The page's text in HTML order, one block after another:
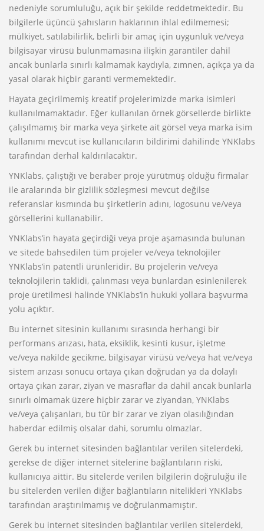
nedeniyle sorumluluğu, açık bir şekilde reddetmektedir. Bu
bilgilerle üçüncü şahısların haklarının ihlal edilmemesi;
mülkiyet, satılabilirlik, belirli bir amaç için uygunluk ve/veya
bilgisayar virüsü bulunmamasına ilişkin garantiler dahil
ancak bunlarla sınırlı kalmamak kaydıyla, zımnen, açıkça ya da
yasal olarak hiçbir garanti vermemektedir.
Hayata geçirilmemiş kreatif projelerimizde marka isimleri
kullanılmamaktadır. Eğer kullanılan örnek görsellerde birlikte
çalışılmamış bir marka veya şirkete ait görsel veya marka isim
kullanımı mevcut ise kullanıcıların bildirimi dahilinde YNKlabs
tarafından derhal kaldırılacaktır.
YNKlabs, çalıştığı ve beraber proje yürütmüş olduğu firmalar
ile aralarında bir gizlilik sözleşmesi mevcut değilse
referanslar kısmında bu şirketlerin adını, logosunu ve/veya
görsellerini kullanabilir.
YNKlabs’in hayata geçirdiği veya proje aşamasında bulunan
ve sitede bahsedilen tüm projeler ve/veya teknolojiler
YNKlabs’in patentli ürünleridir. Bu projelerin ve/veya
teknolojilerin taklidi, çalınması veya bunlardan esinlenilerek
proje üretilmesi halinde YNKlabs’in hukuki yollara başvurma
yolu açıktır.
Bu internet sitesinin kullanımı sırasında herhangi bir
performans arızası, hata, eksiklik, kesinti kusur, işletme
ve/veya nakilde gecikme, bilgisayar virüsü ve/veya hat ve/veya
sistem arızası sonucu ortaya çıkan doğrudan ya da dolaylı
ortaya çıkan zarar, ziyan ve masraflar da dahil ancak bunlarla
sınırlı olmamak üzere hiçbir zarar ve ziyandan, YNKlabs
ve/veya çalışanları, bu tür bir zarar ve ziyan olasılığından
haberdar edilmiş olsalar dahi, sorumlu olmazlar.
Gerek bu internet sitesinden bağlantılar verilen sitelerdeki,
gerekse de diğer internet sitelerine bağlantıların riski,
kullanıcıya aittir. Bu sitelerde verilen bilgilerin doğruluğu ile
bu sitelerden verilen diğer bağlantıların nitelikleri YNKlabs
tarafından araştırılmamış ve doğrulanmamıştır.
Gerek bu internet sitesinden bağlantılar verilen sitelerdeki,